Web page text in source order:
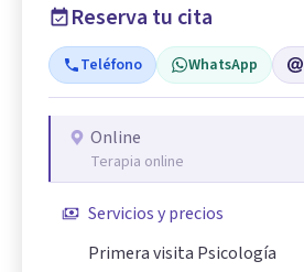
Reserva tu cita
Teléfono WhatsApp
Online
Terapia online
Servicios y precios
Primera visita Psicología